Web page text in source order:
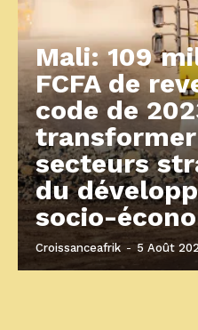
Mali: 109
FCFA de
code de
secteurs
du
socio-
Croissanceafrik - 5 Août